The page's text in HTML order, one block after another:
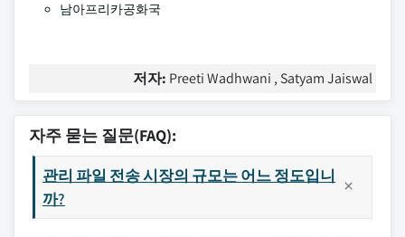
남아프리카공화국
저자: Preeti Wadhwani , Satyam Jaiswal
자주 묻는 질문(FAQ):
관리 파일 전송 시장의 규모는 어느 정도입니
까?